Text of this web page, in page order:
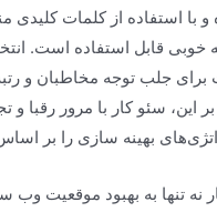
و با استفاده از کلمات
خوبی قابل استفاده است.
برای جلب توجه مخاطبان و
بر این، سئو کار با مرور رقبا
بهینه سازی را بر
نه تنها به بهبود موقعیت